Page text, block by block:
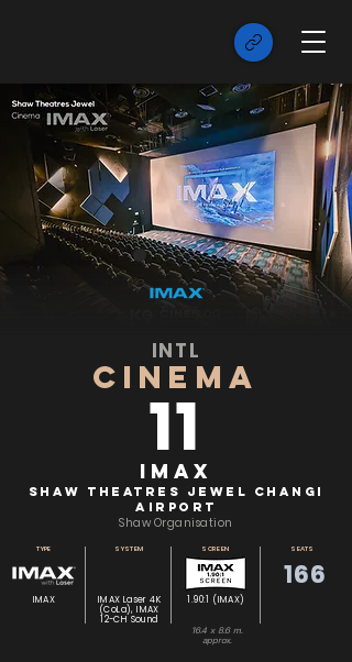
INTL
11
CINEMA
IMAX
Shaw Theatres Jewel Changi
Airport
Shaw Organisation
TYPE
IMAX
SYSTEM
IMAX Laser 4K
(CoLa), IMAX
12-CH Sound
SCREEN
1.90:1 (IMAX)
16.4 x 8.6 m.
approx.
SEATS
166